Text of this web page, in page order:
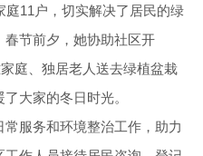
庭11户，切实解决了居民的绿
节前夕，她协助社区开
庭、独居老人送去绿植盆栽
大家的冬日时光。
服务和环境整治工作，助力